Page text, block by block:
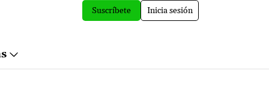
Suscríbete Inicia sesión